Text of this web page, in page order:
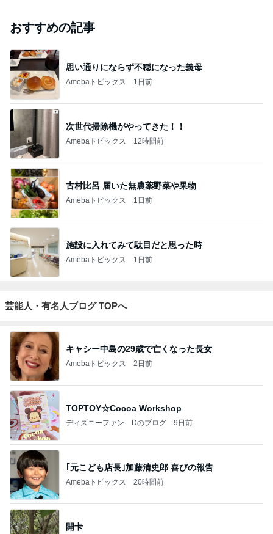
おすすめの記事
思い通りにならず不穏になった義母
Amebaトピックス 1日前
次世代掃除機がやってきた！！
Amebaトピックス 12時間前
古村比呂 届いた無農薬野菜や果物
Amebaトピックス 1日前
施設に入れてみて駄目だと思った時
Amebaトピックス 1日前
芸能人・有名人ブログ TOPへ
キャシー中島の29歳で亡くなった長女
Amebaトピックス 2日前
TOPTOY☆Cocoa Workshop
ディズニーファン Dのブログ 9日前
｢元こども店長｣加藤清史郎 喜びの報告
Amebaトピックス 20時間前
開卡